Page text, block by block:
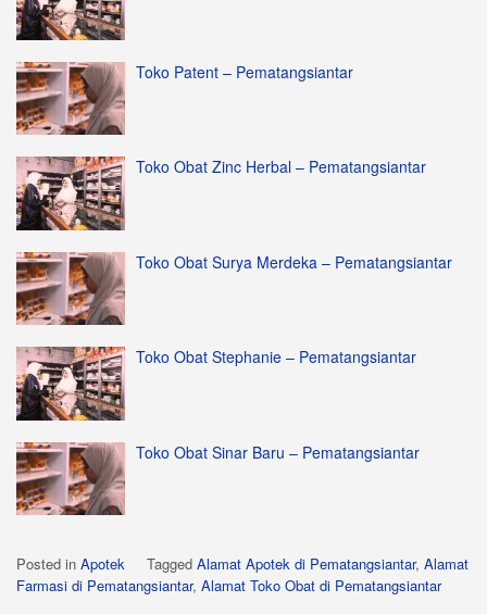
Toko Patent – Pematangsiantar
Toko Obat Zinc Herbal – Pematangsiantar
Toko Obat Surya Merdeka – Pematangsiantar
Toko Obat Stephanie – Pematangsiantar
Toko Obat Sinar Baru – Pematangsiantar
Posted in Apotek Tagged Alamat Apotek di Pematangsiantar, Alamat
Farmasi di Pematangsiantar, Alamat Toko Obat di Pematangsiantar